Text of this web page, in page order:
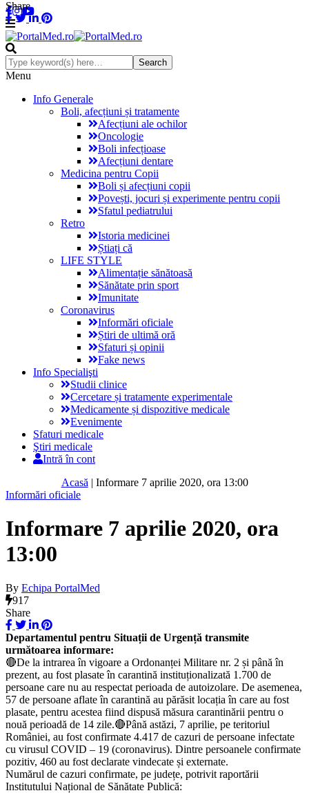
Menu
Info Generale
Boli, afecțiuni și tratamente
Afecțiuni ale ochilor
Oncologie
Boli infecțioase
Afecțiuni dentare
Medicina pentru Copii
Boli și afecțiuni copii
Povești, jocuri și experimente pentru copii
Sfatul pediatrului
Retro
Istoria medicinei
Știați că
LIFE STYLE
Alimentație sănătoasă
Sănătate prin sport
Imunitate
Coronavirus
Informări oficiale
Știri de ultimă oră
Sfaturi și opinii
Fake news
Info Specialişti
Studii clinice
Cercetare și tratamente experimentale
Medicamente și dispozitive medicale
Evenimente
Sfaturi medicale
Ştiri medicale
Intră în cont
Acasă | Informare 7 aprilie 2020, ora 13:00
Informări oficiale
Informare 7 aprilie 2020, ora
13:00
By Echipa PortalMed
917
Share
Departamentul pentru Situații de Urgență transmite
următoarea informare:
🔴De la intrarea în vigoare a Ordonanței Militare nr. 2 și până în
prezent, au fost plasate în carantină instituționalizată 1.700 de
persoane care nu au respectat perioada de autoizolare. De asemenea,
57 de persoane aflate în carantină au părăsit locația în care au fost
plasate, pentru acestea fiind dispusă măsura carantinării pentru o
nouă perioadă de 14 zile.🔴Până astăzi, 7 aprilie, pe teritoriul
României, au fost confirmate 4.417 de cazuri de persoane infectate
cu virusul COVID – 19 (coronavirus). Dintre persoanele confirmate
pozitiv, 460 au fost declarate vindecate și externate.
Numărul de cazuri confirmate, pe județe, potrivit raportării
Institutului Național de Sănătate Publică:
Share